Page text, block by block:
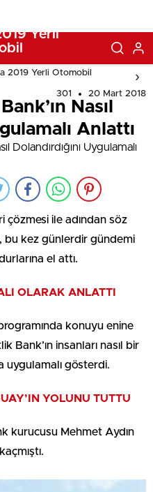
2019 Yerli Otomobil
301 20 Mart 2018
Nasıl
Anlattı
çözmesi ile adından söz
bu kez günlerdir gündemi
el attı.
OLARAK ANLATTI
konuyu enine
Bank’ın insanları nasıl bir
uygulamalı gösterdi.
YOLUNU TUTTU
kurucusu Mehmet Aydın